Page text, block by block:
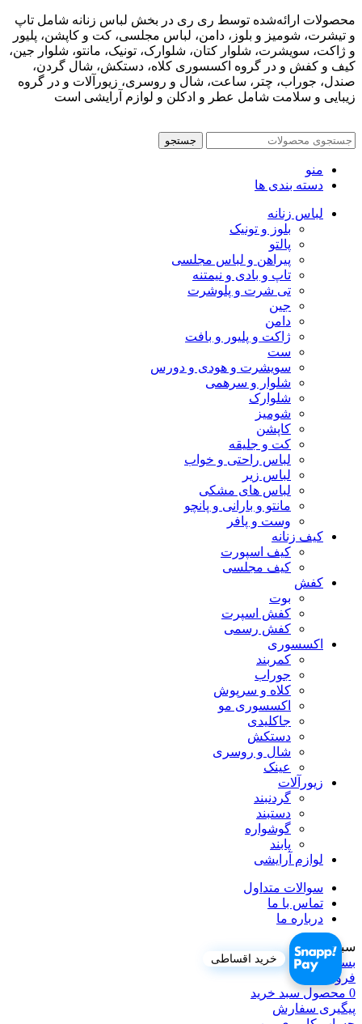
محصولات ارائه‌شده توسط ری ری در بخش لباس زنانه شامل تاپ
و تیشرت، شومیز و بلوز، دامن، لباس مجلسی، کت و کاپشن، پلیور
و ژاکت، سویشرت، شلوار کتان، شلوارک، تونیک، مانتو، شلوار جین،
کیف و کفش و در گروه اکسسوری کلاه، دستکش، شال گردن،
صندل، جوراب، چتر، ساعت، شال و روسری، زیورآلات و در گروه
زیبایی و سلامت شامل عطر و ادکلن و لوازم آرایشی است
جستجو
منو
دسته بندی ها
لباس زنانه
بلوز و تونیک
پالتو
پیراهن و لباس مجلسی
تاپ و بادی و نیمتنه
تی شرت و پلوشرت
جین
دامن
ژاکت و پلیور و بافت
ست
سویشرت و هودی و دورس
شلوار و سرهمی
شلوارک
شومیز
کاپشن
کت و جلیقه
لباس راحتی و خواب
لباس زیر
لباس های مشکی
مانتو و بارانی و پانچو
وست و پافر
کیف زنانه
کیف اسپورت
کیف مجلسی
کفش
بوت
کفش اسپرت
کفش رسمی
اکسسوری
کمربند
جوراب
کلاه و سرپوش
اکسسوری مو
جاکلیدی
دستکش
شال و روسری
عینک
زیورآلات
گردنبند
دستبند
گوشواره
پابند
لوازم آرایشی
سوالات متداول
تماس با ما
درباره ما
سبد خرید
بستن
خرید اقساطی
فروشگاه
0 محصول سبد خرید
پیگیری سفارش